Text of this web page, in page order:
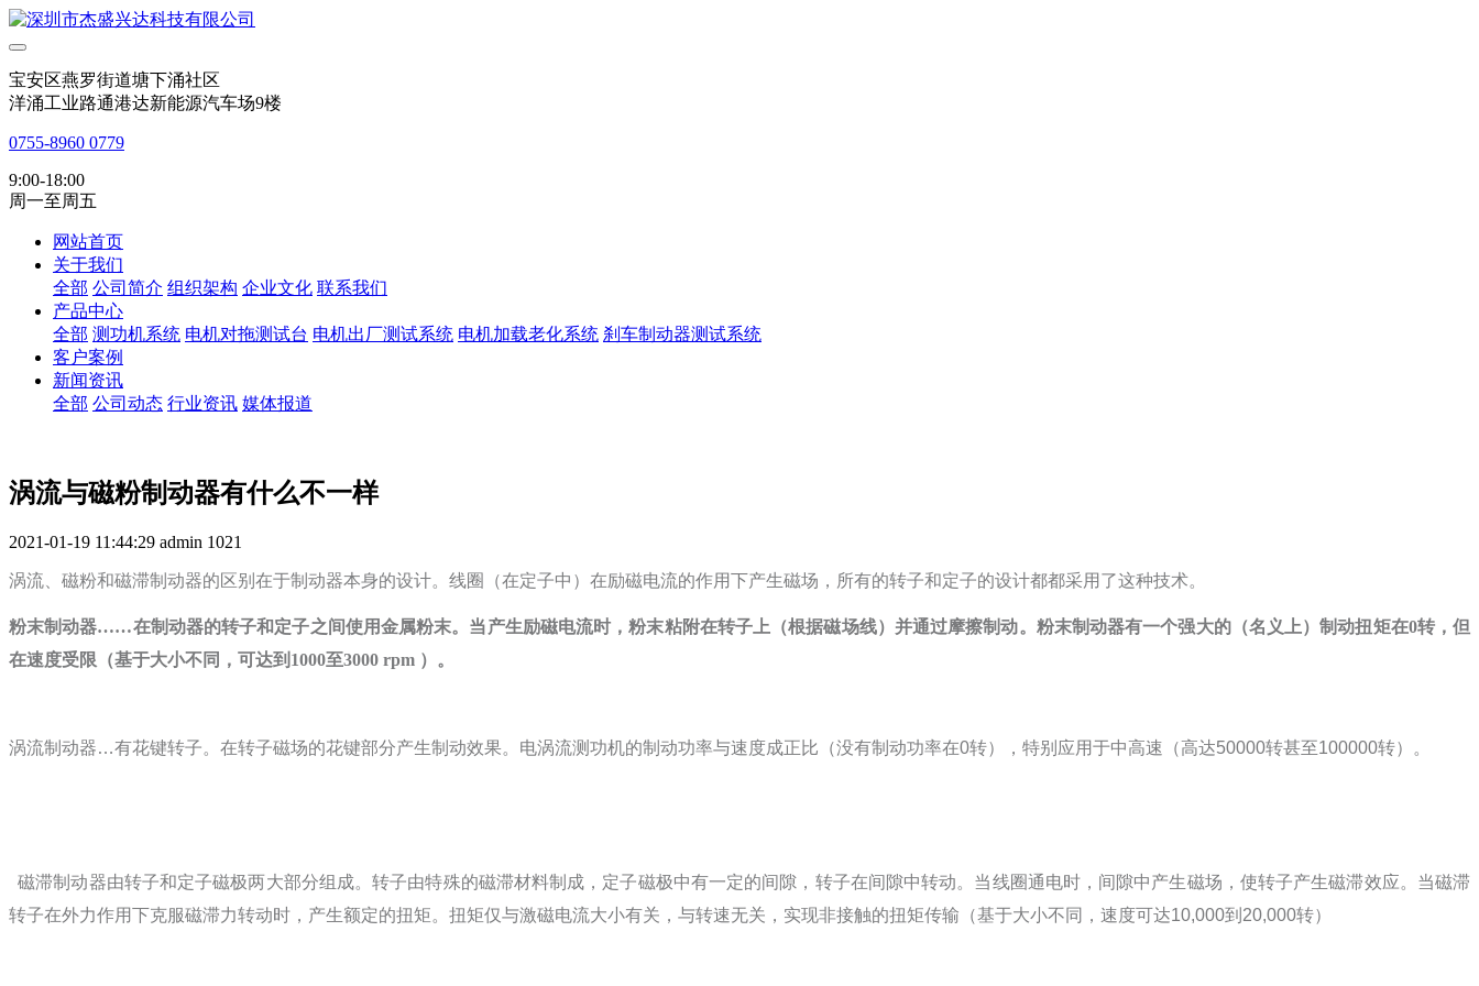
宝安区燕罗街道塘下涌社区
洋涌工业路通港达新能源汽车场9楼
0755-8960 0779
9:00-18:00
周一至周五
网站首页
关于我们
全部 公司简介 组织架构 企业文化 联系我们
产品中心
全部 测功机系统 电机对拖测试台 电机出厂测试系统 电机加载老化系统 刹车制动器测试系统
客户案例
新闻资讯
全部 公司动态 行业资讯 媒体报道
涡流与磁粉制动器有什么不一样
2021-01-19 11:44:29 admin 1021
涡流、磁粉和磁滞制动器的区别在于制动器本身的设计。线圈（在定子中）在励磁电流的作用下产生磁场，所有的转子和定子的设计都都采用了这种技术。
粉末制动器……在制动器的转子和定子之间使用金属粉末。当产生励磁电流时，粉末粘附在转子上（根据磁场线）并通过摩擦制动。粉末制动器有一个强大的（名义上）制动扭矩在0转，但
在速度受限（基于大小不同，可达到1000至3000 rpm ）。
涡流制动器…有花键转子。在转子磁场的花键部分产生制动效果。电涡流测功机的制动功率与速度成正比（没有制动功率在0转），特别应用于中高速（高达50000转甚至100000转）。
磁滞制动器由转子和定子磁极两大部分组成。转子由特殊的磁滞材料制成，定子磁极中有一定的间隙，转子在间隙中转动。当线圈通电时，间隙中产生磁场，使转子产生磁滞效应。当磁滞
转子在外力作用下克服磁滞力转动时，产生额定的扭矩。扭矩仅与激磁电流大小有关，与转速无关，实现非接触的扭矩传输（基于大小不同，速度可达10,000到 20,000转）